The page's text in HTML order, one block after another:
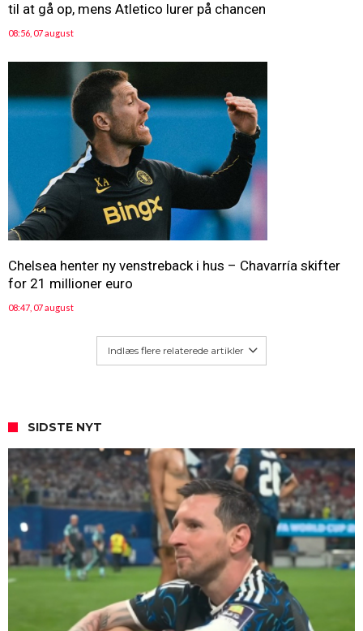
til at gå op, mens Atletico lurer på chancen
08:56, 07 august
Chelsea henter ny venstreback i hus – Chavarría skifter
for 21 millioner euro
08:47, 07 august
Indlæs flere relaterede artikler
SIDSTE NYT